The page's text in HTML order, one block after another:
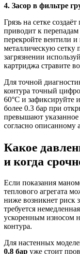
4. Засор в фильтре
Грязь на сетке
приводит к
перекройте вентили
металлическую сетку
загрязнении
картриджа стравите
Для точной
контура точный
60°C и зафиксируйте
более 0.3 бар при
превышают указанное
согласно описанному
Какое
и когда
Если показания
теплового агрегата
ниже возникнет риск
требуется
ускоренным износом
контура.
Для настенных
0,8 бар уже стоит